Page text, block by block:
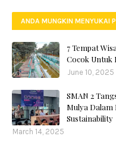
ANDA MUNGKIN MENYUKAI
7 Tempat
Cocok Untuk
June 10, 2025
SMAN 2
Mulya Dalam
Sustainability
March 14, 2025